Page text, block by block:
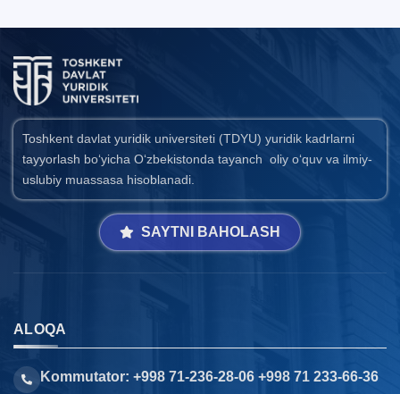
Toshkent davlat yuridik universiteti (TDYU) yuridik kadrlarni
tayyorlash bo‘yicha O‘zbekistonda tayanch oliy o‘quv va ilmiy-
uslubiy muassasa hisoblanadi.
SAYTNI BAHOLASH
ALOQA
Kommutator: +998 71-236-28-06 +998 71 233-66-36